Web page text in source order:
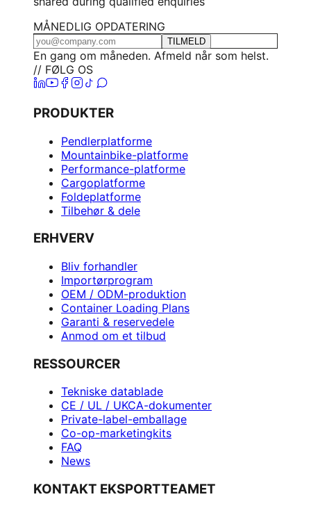
MÅNEDLIG OPDATERING
TILMELD
En gang om måneden. Afmeld når som helst.
// FØLG OS
PRODUKTER
Pendlerplatforme
Mountainbike-platforme
Performance-platforme
Cargoplatforme
Foldeplatforme
Tilbehør & dele
ERHVERV
Bliv forhandler
Importørprogram
OEM / ODM-produktion
Container Loading Plans
Garanti & reservedele
Anmod om et tilbud
RESSOURCER
Tekniske datablade
CE / UL / UKCA-dokumenter
Private-label-emballage
Co-op-marketingkits
FAQ
News
KONTAKT EKSPORTTEAMET